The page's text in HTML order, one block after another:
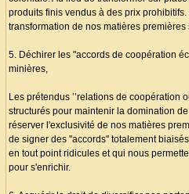
produits finis vendus à des prix
transformation de nos matières
5. Déchirer les "accords de coopération
minières,
Les prétendus ’’relations de coopération
structurés pour maintenir la domination
réserver l'exclusivité de nos matières
de signer des ''accords'' totalement
en tout point ridicules et qui nous
pour s'enrichir.